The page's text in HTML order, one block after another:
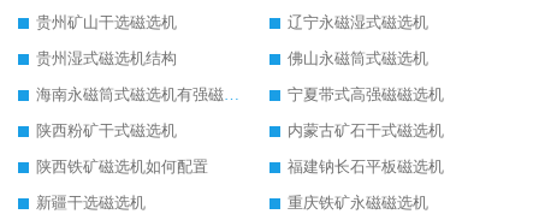
贵州矿山干选磁选机
辽宁永磁湿式磁选机
贵州湿式磁选机结构
佛山永磁筒式磁选机
海南永磁筒式磁选机有强磁的吗
宁夏带式高强磁磁选机
陕西粉矿干式磁选机
内蒙古矿石干式磁选机
陕西铁矿磁选机如何配置
福建钠长石平板磁选机
新疆干选磁选机
重庆铁矿永磁磁选机